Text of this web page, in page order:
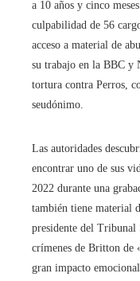
a 10 años y cinco
culpabilidad de 56
acceso a material de
su trabajo en la BBC y
tortura contra Perros,
seudónimo.
Las autoridades
encontrar uno de sus
2022 durante una
también tiene material
presidente del
crímenes de Britton de
gran impacto